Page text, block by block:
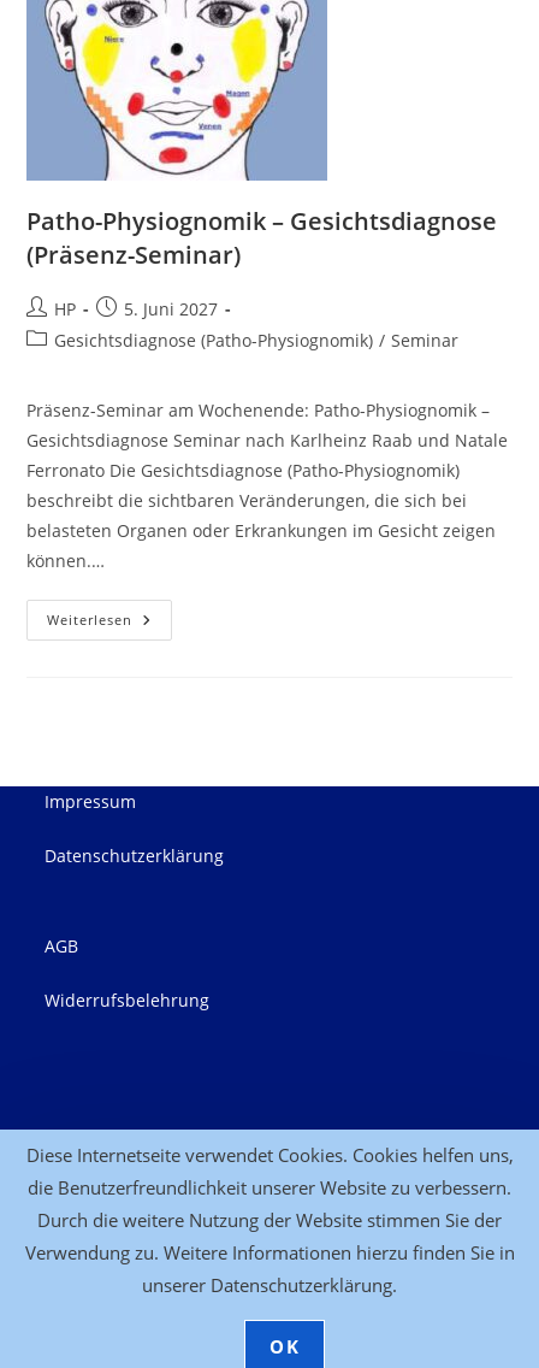
Patho-Physiognomik – Gesichtsdiagnose
(Präsenz-Seminar)
Beitrags-
Autor:
HP
Beitrag
veröffentlicht:
5. Juni 2027
Beitrags-
Gesichtsdiagnose (Patho-Physiognomik) / Seminar
Präsenz-Seminar am Wochenende: Patho-Physiognomik –
Gesichtsdiagnose Seminar nach Karlheinz Raab und Natale
Ferronato Die Gesichtsdiagnose (Patho-Physiognomik)
beschreibt die sichtbaren Veränderungen, die sich bei
belasteten Organen oder Erkrankungen im Gesicht zeigen
können.…
Weiterlesen Patho-
Physiognomik
Impressum
Datenschutzerklärung
AGB
Widerrufsbelehrung
Kontakt
Anfahrt
Diese Internetseite verwendet Cookies. Cookies helfen uns,
die Benutzerfreundlichkeit unserer Website zu verbessern.
Durch die weitere Nutzung der Website stimmen Sie der
Verwendung zu. Weitere Informationen hierzu finden Sie in
unserer Datenschutzerklärung.
OK